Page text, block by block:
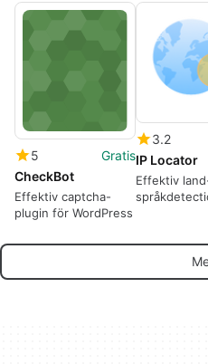
5
Gratis
CheckBot
Effektiv captcha-
plugin för WordPress
3.2
IP Locator
Effektiv